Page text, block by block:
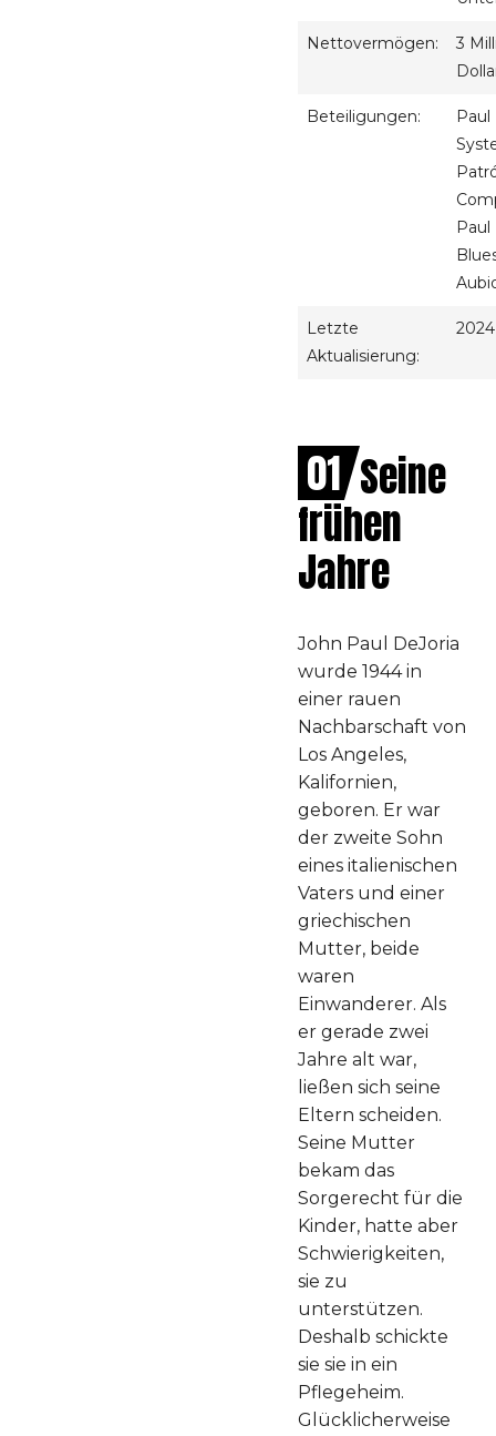
Nettovermögen:
3
Beteiligungen:
Letzte
Aktualisierung:
2024
01 Seine
frühen
Jahre
John Paul DeJoria
wurde 1944 in
einer rauen
Nachbarschaft von
Los Angeles,
Kalifornien,
geboren. Er war
der zweite Sohn
eines italienischen
Vaters und einer
griechischen
Mutter, beide
waren
Einwanderer. Als
er gerade zwei
Jahre alt war,
ließen sich seine
Eltern scheiden.
Seine Mutter
bekam das
Sorgerecht für die
Kinder, hatte aber
Schwierigkeiten,
sie zu
unterstützen.
Deshalb schickte
sie sie in ein
Pflegeheim.
Glücklicherweise